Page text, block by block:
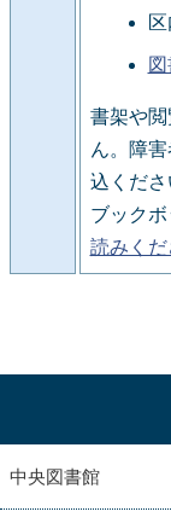
書架や
ん。障
込くださ
ブックボ
読みくだ
中央図書館